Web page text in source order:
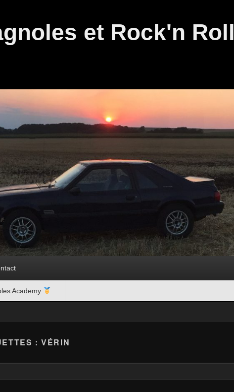
et Rock'n Roll
Academy
:VÉRIN